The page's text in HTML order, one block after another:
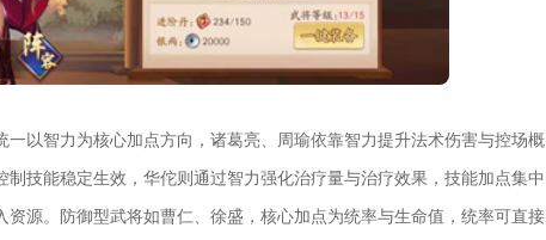
以智力为核心加点方向，诸葛亮、周瑜依靠智力提升法术伤害与控场概
技能稳定生效，华佗则通过智力强化治疗量与治疗效果，技能加点集中
源。防御型武将如曹仁、徐盛，核心加点为统率与生命值，统率可直接